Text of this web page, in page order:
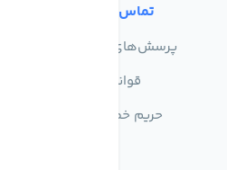
تماس با ما
پرسش‌های متداول
قوانین
حریم خصوصی